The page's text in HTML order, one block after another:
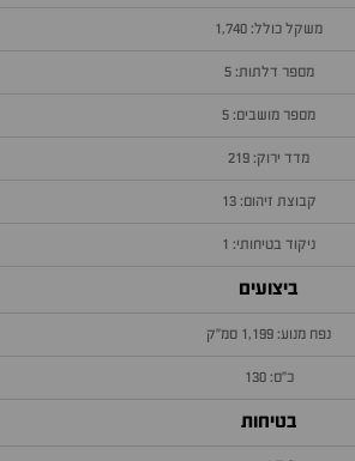
משקל כולל: 1,740
מספר דלתות: 5
מספר מושבים: 5
מדד ירוק: 219
קבוצת זיהום: 13
ניקוד בטיחותי: 1
ביצועים
נפח מנוע: 1,199 סמ״ק
כ״ס: 130
בטיחות